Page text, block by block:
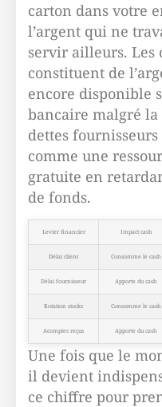
carton dans votre
l’argent qui ne
servir ailleurs. Les
constituent de
encore disponible
bancaire malgré la
dettes fournisseurs
comme une
gratuite en
de fonds.
Levier financier Impact cash
Délai client Consomme le cash
Délai fournisseur Apporte du cash
Rotation stocks Consomme le cash
Acomptes reçus Apporte du cash
Une fois que le
il devient
ce chiffre pour